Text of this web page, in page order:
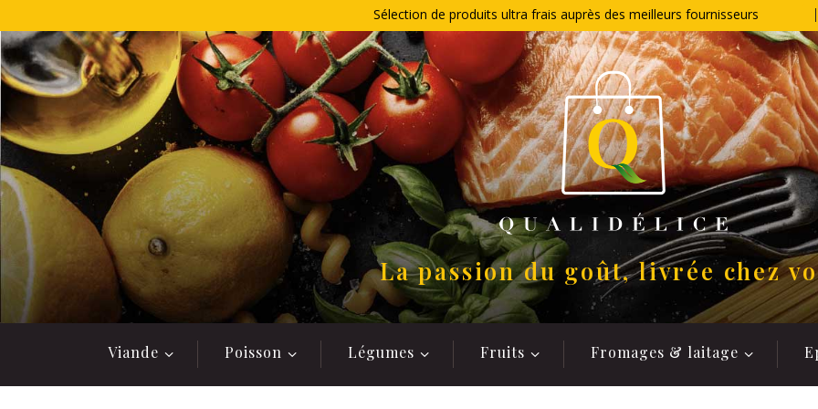
au
contenu
Sélection de produits ultra frais auprès des meilleurs fournisseurs
La passion du goût, livrée chez
Viande Poisson Légumes Fruits Fromages & laitage